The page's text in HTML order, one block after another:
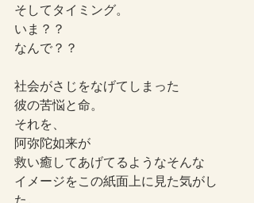
そしてタイミング。
いま？？
なんで？？
社会がさじをなげてしまった
彼の苦悩と命。
それを、
阿弥陀如来が
救い癒してあげてるようなそんな
イメージをこの紙面上に見た気がし